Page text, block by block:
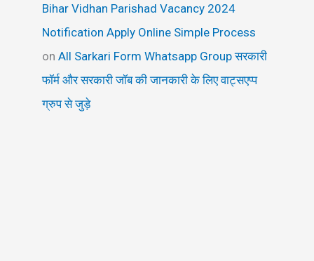
Bihar Vidhan Parishad Vacancy 2024
Notification Apply Online Simple Process
onAll Sarkari Form Whatsapp Group सरकारी
फॉर्म और सरकारी जॉब की जानकारी के लिए वाट्सएप्प
ग्रुप से जुड़े